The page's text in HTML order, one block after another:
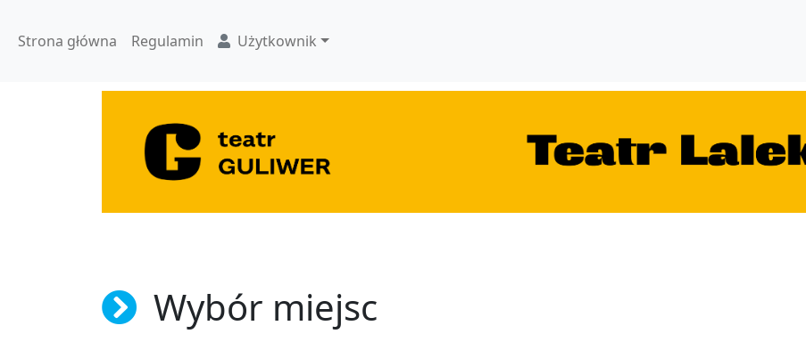
Strona główna Regulamin Użytkownik
Wybór miejsc